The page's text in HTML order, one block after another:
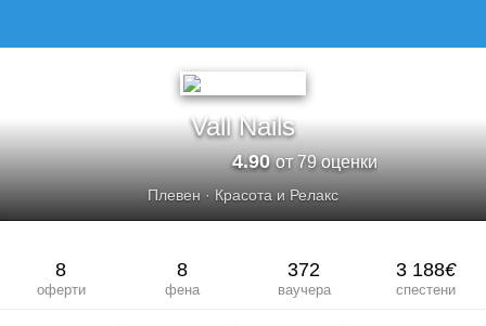
Vall Nails
4.90от 79 оценки
Плевен · Красота и Релакс
8
оферти
8
фена
372
ваучера
3 188€
спестени